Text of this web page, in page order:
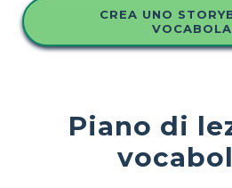
CREA UNO
Piano di